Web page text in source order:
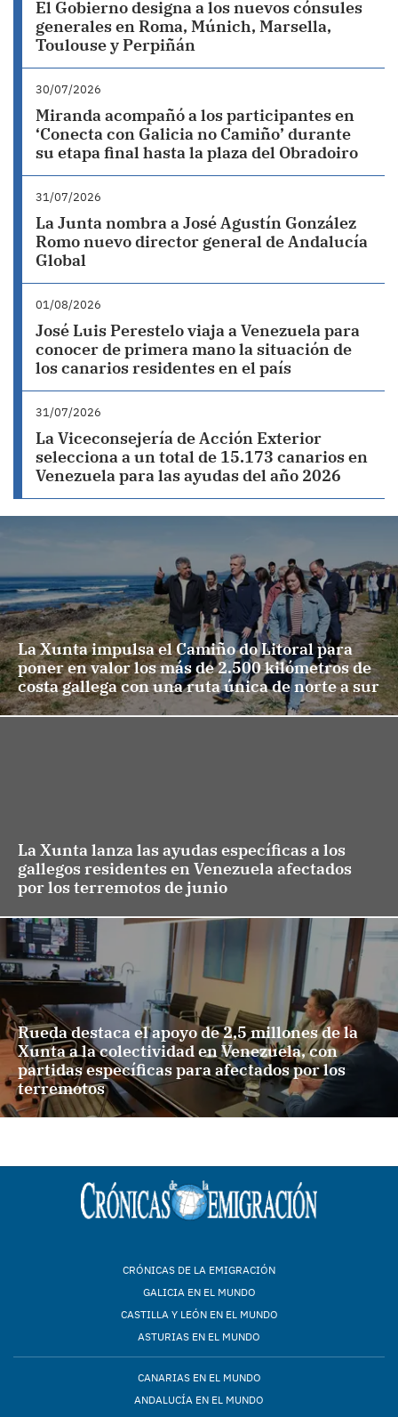
El Gobierno designa a los nuevos cónsules
generales en Roma, Múnich, Marsella,
Toulouse y Perpiñán
30/07/2026
Miranda acompañó a los participantes en
‘Conecta con Galicia no Camiño’ durante
su etapa final hasta la plaza del Obradoiro
31/07/2026
La Junta nombra a José Agustín González
Romo nuevo director general de Andalucía
Global
01/08/2026
José Luis Perestelo viaja a Venezuela para
conocer de primera mano la situación de
los canarios residentes en el país
31/07/2026
La Viceconsejería de Acción Exterior
selecciona a un total de 15.173 canarios en
Venezuela para las ayudas del año 2026
La Xunta impulsa el Camiño do Litoral para
poner en valor los más de 2.500 kilómetros de
costa gallega con una ruta única de norte a sur
La Xunta lanza las ayudas específicas a los
gallegos residentes en Venezuela afectados
por los terremotos de junio
Rueda destaca el apoyo de 2,5 millones de la
Xunta a la colectividad en Venezuela, con
partidas específicas para afectados por los
terremotos
CRÓNICAS DE LA EMIGRACIÓN
GALICIA EN EL MUNDO
CASTILLA Y LEÓN EN EL MUNDO
ASTURIAS EN EL MUNDO
CANARIAS EN EL MUNDO
ANDALUCÍA EN EL MUNDO